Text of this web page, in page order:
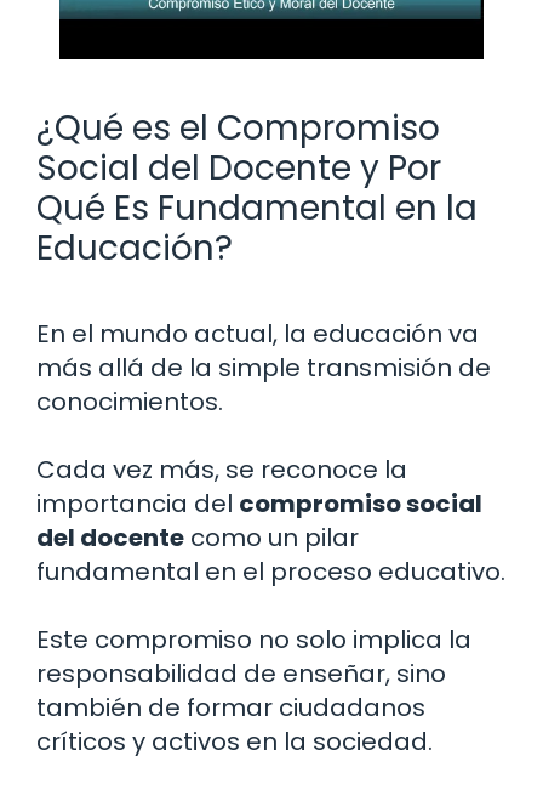
¿Qué es el Compromiso
Social del Docente y Por
Qué Es Fundamental en la
Educación?
En el mundo actual, la educación va
más allá de la simple transmisión de
conocimientos.
Cada vez más, se reconoce la
importancia del compromiso social
del docente como un pilar
fundamental en el proceso educativo.
Este compromiso no solo implica la
responsabilidad de enseñar, sino
también de formar ciudadanos
críticos y activos en la sociedad.